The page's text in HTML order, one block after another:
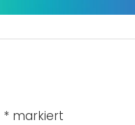
* markiert